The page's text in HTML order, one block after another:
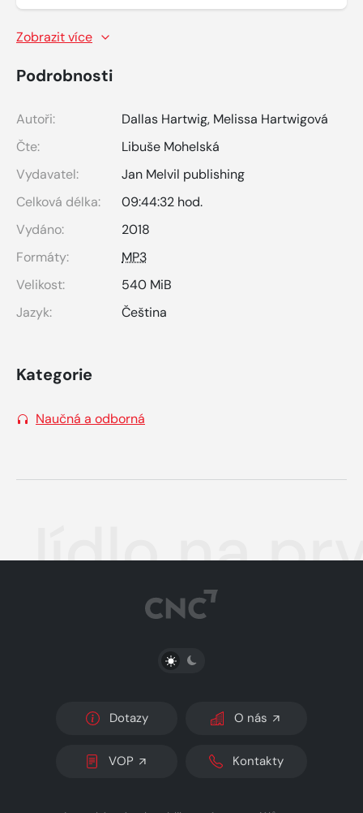
Zobrazit více
Podrobnosti
Autoři: Dallas Hartwig, Melissa Hartwigová
Čte:
Libuše Mohelská
Vydavatel:
Jan Melvil publishing
Celková délka:
09:44:32 hod.
Vydáno:
2018
Formáty:
MP3
Velikost:
540 MiB
Jazyk:
Čeština
Kategorie
Naučná a odborná
Jídlo na
PŘEPNOUT SVĚTLÝ/TMAVÝ REŽIM
Dotazy O nás
VOP Kontakty